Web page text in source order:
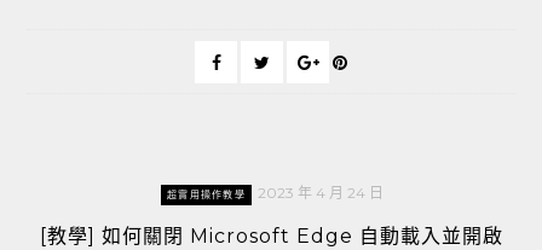
超實用操作教學 2023 年 4 月 24 日
[教學] 如何關閉 Microsoft Edge 自動載入並開啟